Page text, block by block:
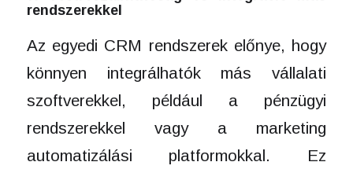
rendszerekkel
Az egyedi CRM rendszerek előnye, hogy
könnyen integrálhatók más vállalati
szoftverekkel, például a pénzügyi
rendszerekkel vagy a marketing
automatizálási platformokkal. Ez